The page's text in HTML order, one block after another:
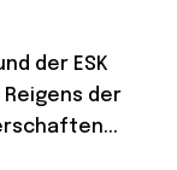
der ESK
der